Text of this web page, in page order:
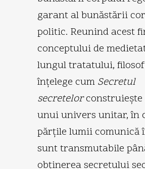
garant al bunăstării
politic. Reunind acest
conceptului de
lungul tratatului,
înţelege cum Secretul
secretelorconstruieşte
unui univers unitar, în
părţile lumii comunică
sunt transmutabile
obţinerea secretului